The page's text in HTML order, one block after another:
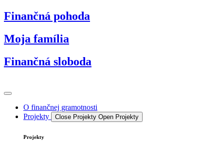
Preskočiť
na
Finančná pohoda
Moja família
Finančná sloboda
O finančnej gramotnosti
Projekty
Close Projekty Open Projekty
Projekty